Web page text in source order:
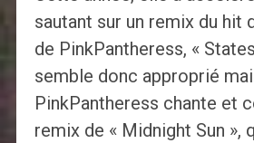
sautant sur un remix du hit
de PinkPantheress, «
semble donc approprié
PinkPantheress chante et
remix de « Midnight Sun »,